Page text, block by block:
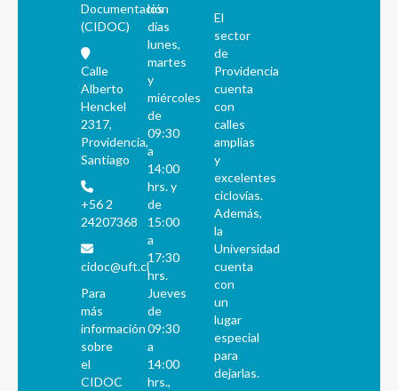
Documentación
(CIDOC)
Calle
Alberto
Henckel
2317,
Providencia,
Santiago
+56 2
24207368
cidoc@uft.cl
Para
más
información
sobre
el
CIDOC
los
días
lunes,
martes
y
miércoles
de
09:30
a
14:00
hrs. y
de
15:00
a
17:30
hrs.
Jueves
de
09:30
a
14:00
hrs.,
El
sector
de
Providencia
cuenta
con
calles
amplias
y
excelentes
ciclovías.
Además,
la
Universidad
cuenta
con
un
lugar
especial
para
dejarlas.